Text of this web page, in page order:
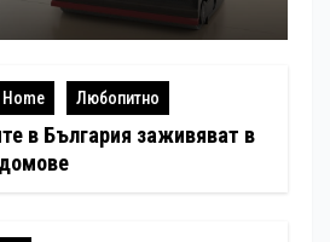
Любопитно
в България заживяват в